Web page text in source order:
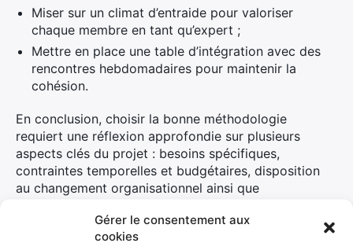
Gérer le consentement aux
cookies
Miser sur un climat d’entraide pour valoriser
chaque membre en tant qu’expert ;
Mettre en place une table d’intégration avec des
rencontres hebdomadaires pour maintenir la
cohésion.
En conclusion, choisir la bonne méthodologie
requiert une réflexion approfondie sur plusieurs
aspects clés du projet : besoins spécifiques,
contraintes temporelles et budgétaires, disposition
au changement organisationnel ainsi que